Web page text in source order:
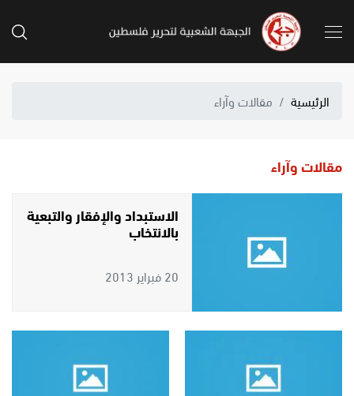
الرئيسية مقالات وآراء
مقالات وآراء
الاستبداد والإفقار والتبعية
بالانتخاب
20 فبراير 2013